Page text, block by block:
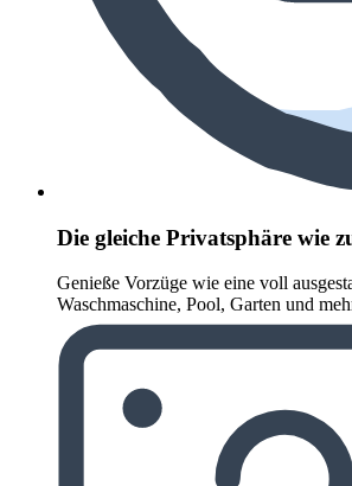
Die gleiche Privatsphäre wie
Genieße Vorzüge wie eine voll
Waschmaschine, Pool, Garten und